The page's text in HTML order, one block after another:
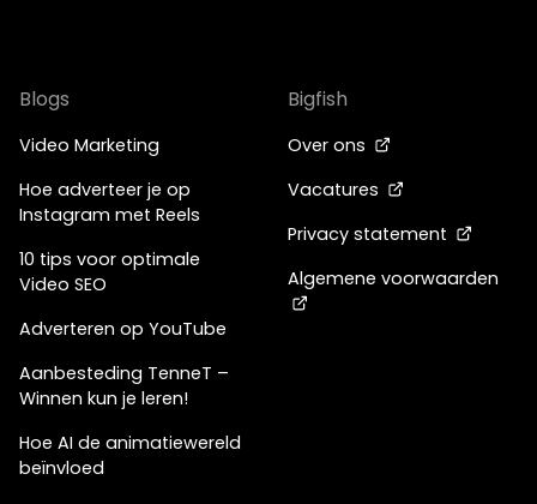
Blogs
Video Marketing
Hoe adverteer je op
Instagram met Reels
10 tips voor optimale
Video SEO
Adverteren op YouTube
Aanbesteding TenneT –
Winnen kun je leren!
Hoe AI de animatiewereld
beïnvloed
Bigfish
Over ons
Vacatures
Privacy statement
Algemene voorwaarden